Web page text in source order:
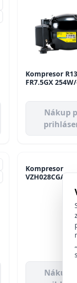
Kompresor
FR7.5GX
Nákup
Nákup po